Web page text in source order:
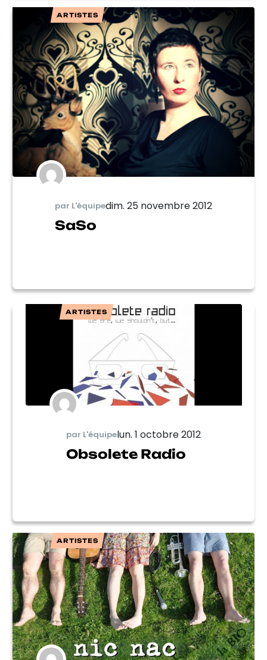
ARTISTES
par L'équipedim. 25 novembre 2012
SaSo
ARTISTES
par L'équipelun. 1 octobre 2012
Obsolete Radio
ARTISTES